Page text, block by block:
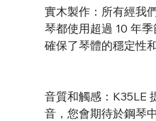
實木製作：所有經我
琴都使用超過 10 年
確保了琴體的穩定性
音質和觸感：K35LE
音，您會期待於鋼琴